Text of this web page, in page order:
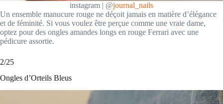
instagram | @journal_nails
Un ensemble manucure rouge ne déçoit jamais en matière d’élégance
et de féminité. Si vous voulez être perçue comme une vraie dame,
optez pour des ongles amandes longs en rouge Ferrari avec une
pédicure assortie.
2/25
Ongles d’Orteils Bleus